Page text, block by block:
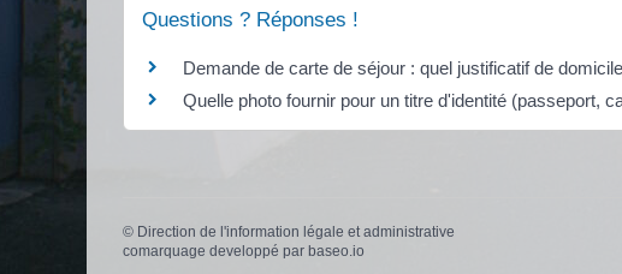
Questions ? Réponses !
Demande de carte de séjour : quel justificatif de
Quelle photo fournir pour un titre d'identité (passeport,
© Direction de l'information légale et administrative
comarquage developpé par baseo.io